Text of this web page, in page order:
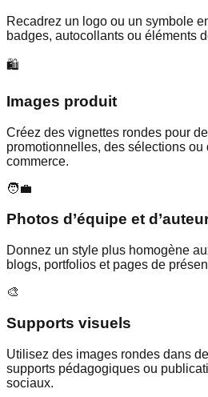
Recadrez un logo ou un symbole
badges, autocollants ou éléments
🛍️
Images produit
Créez des vignettes rondes pour
promotionnelles, des sélections ou
commerce.
🧑‍💼
Photos d’équipe et
Donnez un style plus homogène
blogs, portfolios et pages de
🎨
Supports visuels
Utilisez des images rondes dans
supports pédagogiques ou
sociaux.